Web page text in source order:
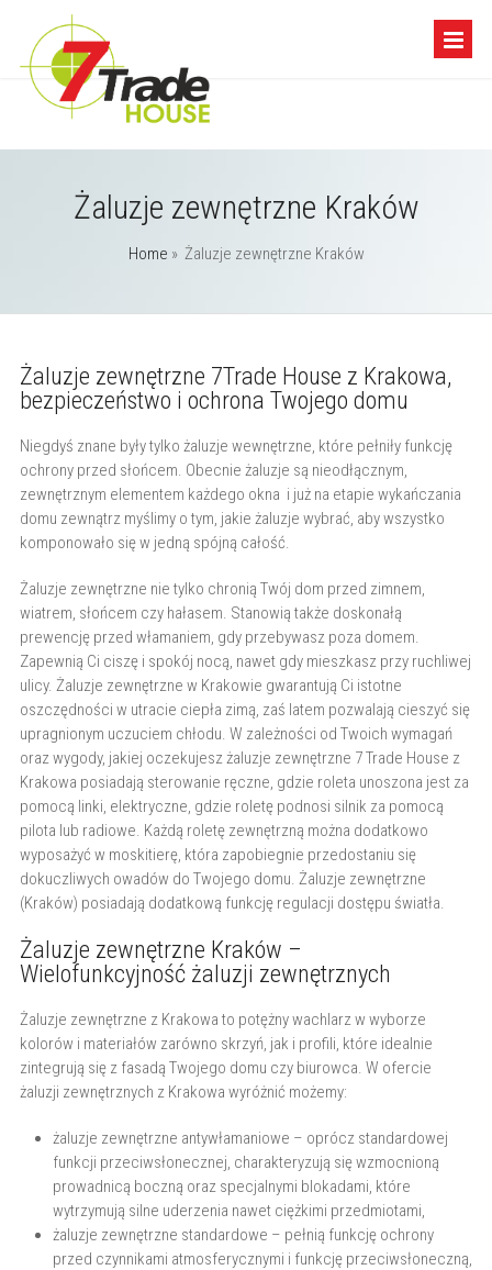
Żaluzje zewnętrzne Kraków
Home » Żaluzje zewnętrzne Kraków
Żaluzje zewnętrzne 7Trade House z Krakowa,
bezpieczeństwo i ochrona Twojego domu
Niegdyś znane były tylko żaluzje wewnętrzne, które pełniły funkcję
ochrony przed słońcem. Obecnie żaluzje są nieodłącznym,
zewnętrznym elementem każdego okna i już na etapie wykańczania
domu zewnątrz myślimy o tym, jakie żaluzje wybrać, aby wszystko
komponowało się w jedną spójną całość.
Żaluzje zewnętrzne nie tylko chronią Twój dom przed zimnem,
wiatrem, słońcem czy hałasem. Stanowią także doskonałą
prewencję przed włamaniem, gdy przebywasz poza domem.
Zapewnią Ci ciszę i spokój nocą, nawet gdy mieszkasz przy ruchliwej
ulicy. Żaluzje zewnętrzne w Krakowie gwarantują Ci istotne
oszczędności w utracie ciepła zimą, zaś latem pozwalają cieszyć się
upragnionym uczuciem chłodu. W zależności od Twoich wymagań
oraz wygody, jakiej oczekujesz żaluzje zewnętrzne 7 Trade House z
Krakowa posiadają sterowanie ręczne, gdzie roleta unoszona jest za
pomocą linki, elektryczne, gdzie roletę podnosi silnik za pomocą
pilota lub radiowe. Każdą roletę zewnętrzną można dodatkowo
wyposażyć w moskitierę, która zapobiegnie przedostaniu się
dokuczliwych owadów do Twojego domu. Żaluzje zewnętrzne
(Kraków) posiadają dodatkową funkcję regulacji dostępu światła.
Żaluzje zewnętrzne Kraków –
Wielofunkcyjność żaluzji zewnętrznych
Żaluzje zewnętrzne z Krakowa to potężny wachlarz w wyborze
kolorów i materiałów zarówno skrzyń, jak i profili, które idealnie
zintegrują się z fasadą Twojego domu czy biurowca. W ofercie
żaluzji zewnętrznych z Krakowa wyróżnić możemy:
żaluzje zewnętrzne antywłamaniowe – oprócz standardowej
funkcji przeciwsłonecznej, charakteryzują się wzmocnioną
prowadnicą boczną oraz specjalnymi blokadami, które
wytrzymują silne uderzenia nawet ciężkimi przedmiotami,
żaluzje zewnętrzne standardowe – pełnią funkcję ochrony
przed czynnikami atmosferycznymi i funkcję przeciwsłoneczną,